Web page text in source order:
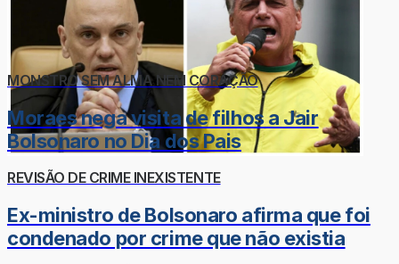
MONSTRO SEM ALMA NEM CORAÇÃO
Moraes nega visita de filhos a Jair
Bolsonaro no Dia dos Pais
REVISÃO DE CRIME INEXISTENTE
Ex-ministro de Bolsonaro afirma que foi
condenado por crime que não existia